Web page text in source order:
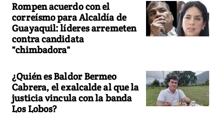
Rompen acuerdo con el
correísmo para Alcaldía de
Guayaquil: líderes arremeten
contra candidata
"chimbadora"
¿Quién es Baldor Bermeo
Cabrera, el exalcalde al que la
justicia vincula con la banda
Los Lobos?